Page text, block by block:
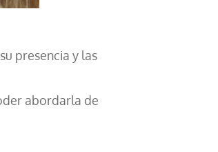
presencia y las
abordarla de